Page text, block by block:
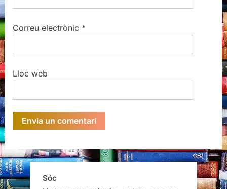
Lloc web
Un terç empordanès, un terç egarenc,
Temperamental, mediterrani,
Lliurepensador, racional, lletraferit…